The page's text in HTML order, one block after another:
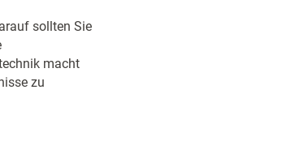
sollten Sie
macht
zu